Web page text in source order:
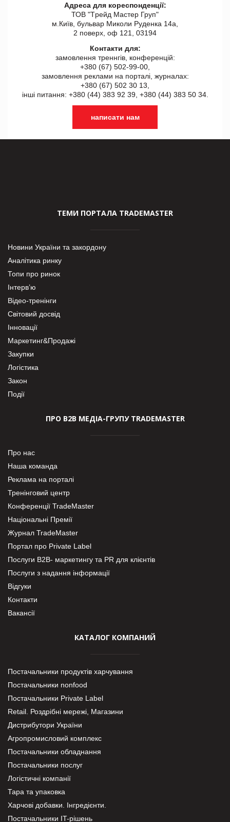
Адреса для кореспонденції:
ТОВ "Tрейд Мастер Груп"
м.Київ, бульвар Миколи Руденка 14а,
2 поверх, оф 121, 03194
Контакти для:
замовлення треннгів, конференцій:
+380 (67) 502-99-00,
замовлення реклами на порталі, журналах:
+380 (67) 502 30 13,
інші питання: +380 (44) 383 92 39, +380 (44) 383 50 34.
написати нам
ТЕМИ ПОРТАЛА TRADEMASTER
Новини України та закордону
Аналітика ринку
Топи про ринок
Інтерв’ю
Відео-тренінги
Світовий досвід
Інновації
Маркетинг&Продажі
Закупки
Логістика
Закон
Події
ПРО В2В МЕДІА-ГРУПУ TRADEMASTER
Про нас
Наша команда
Реклама на порталі
Тренінговий центр
Конференції TradeMaster
Національні Премії
Журнал TradeMaster
Портал про Private Label
Послуги В2В- маркетингу та PR для клієнтів
Послуги з надання інформації
Відгуки
Контакти
Вакансії
КАТАЛОГ КОМПАНИЙ
Постачальники продуктів харчування
Постачальники nonfood
Постачальники Private Label
Retail. Роздрібні мережі, Магазини
Дистрибутори України
Агропромисловий комплекс
Постачальники обладнання
Постачальники послуг
Логістичні компанії
Тара та упаковка
Харчові добавки. Інгредієнти.
Постачальники IT-рішень